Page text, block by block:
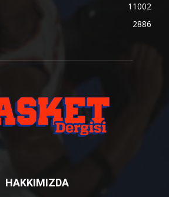
11002
2886
HAKKIMIZDA